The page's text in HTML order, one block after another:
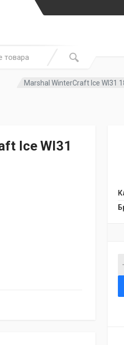
Marshal WinterCraft Ice WI31
Ice WI31